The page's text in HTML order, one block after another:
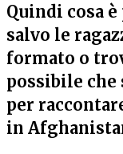
Quindi cosa
salvo le
formato o
possibile che
per
in